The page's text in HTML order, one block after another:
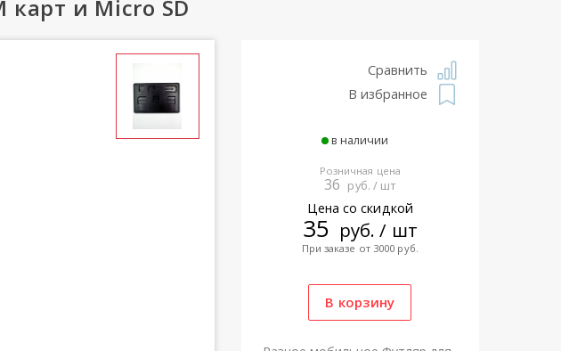
и Micro SD
Сравнить
В избранное
в наличии
Розничная цена
36 руб. / шт
Цена со скидкой
35 руб. / шт
При заказе от 3000 руб.